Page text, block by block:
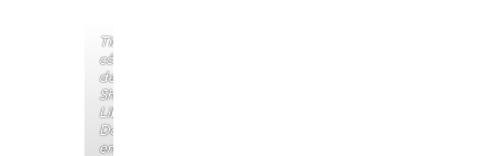
Tira
cómica
del
Shanghai
Liberation
Daily
en